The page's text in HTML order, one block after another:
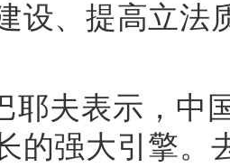
设、提高立法
耶夫表示，中
的强大引擎。